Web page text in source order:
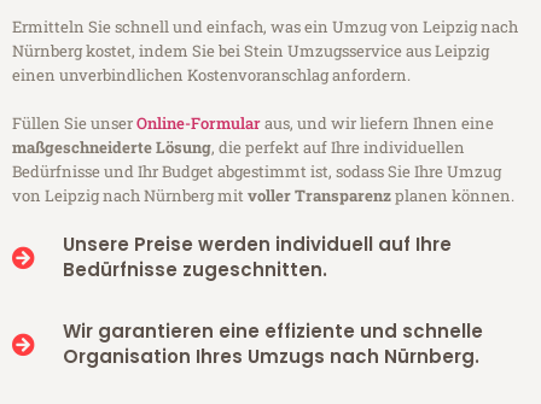
Ermitteln Sie schnell und einfach, was ein Umzug von Leipzig nach
Nürnberg kostet, indem Sie bei Stein Umzugsservice aus Leipzig
einen unverbindlichen Kostenvoranschlag anfordern.
Füllen Sie unserOnline-Formularaus, und wir liefern Ihnen eine
maßgeschneiderte Lösung, die perfekt auf Ihre individuellen
Bedürfnisse und Ihr Budget abgestimmt ist, sodass Sie Ihre Umzug
von Leipzig nach Nürnberg mitvoller Transparenzplanen können.
Unsere Preise werden individuell auf Ihre
Bedürfnisse zugeschnitten.
Wir garantieren eine effiziente und schnelle
Organisation Ihres Umzugs nach Nürnberg.